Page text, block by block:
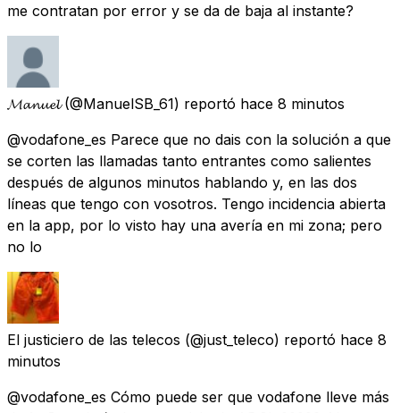
me contratan por error y se da de baja al instante?
𝓜𝓪𝓷𝓾𝓮𝓵 (@ManuelSB_61) reportó hace 8 minutos
@vodafone_es Parece que no dais con la solución a que
se corten las llamadas tanto entrantes como salientes
después de algunos minutos hablando y, en las dos
líneas que tengo con vosotros. Tengo incidencia abierta
en la app, por lo visto hay una avería en mi zona; pero
no lo
El justiciero de las telecos (@just_teleco) reportó hace 8
minutos
@vodafone_es Cómo puede ser que vodafone lleve más